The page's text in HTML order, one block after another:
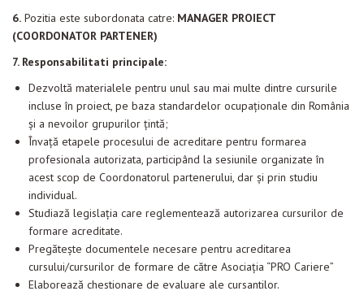
6. Pozitia este subordonata catre: MANAGER PROIECT
(COORDONATOR PARTENER)
7. Responsabilitati principale:
Dezvoltă materialele pentru unul sau mai multe dintre cursurile
incluse în proiect, pe baza standardelor ocupaționale din România
și a nevoilor grupurilor țintă;
Învață etapele procesului de acreditare pentru formarea
profesionala autorizata, participând la sesiunile organizate în
acest scop de Coordonatorul partenerului, dar și prin studiu
individual.
Studiază legislația care reglementează autorizarea cursurilor de
formare acreditate.
Pregătește documentele necesare pentru acreditarea
cursului/cursurilor de formare de către Asociația “PRO Cariere”
Elaborează chestionare de evaluare ale cursantilor.